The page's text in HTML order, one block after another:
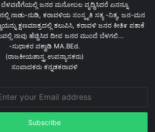
ಜನರ ಮನೋಬಲ ವೃದ್ಧಿಸಿದರೆ ಏನನ್ನೂ
ನಾಡು-ನುಡಿ, ಕರಾವಳಿಯ ಸಂಸ್ಕೃತಿ ಸತ್ಯ -ನಿತ್ಯ, ಜನ-ಮನ
ಕ್ಷಣಮಾತ್ರದಲ್ಲಿ ತಲುಪಿಸಿ, ಕರಾವಳಿ ಜನರ ಕೀತಿ೯ ಪತಾಕೆ
ನಾವು ಹೆಚ್ಚಿಸಿದ ದೀಪ ಜನರ ಮುಂದೆ ಬೆಳಗಲಿ...
-ಸುಧಾಕರ ವಕ್ವಾಡಿ MA.BEd.
(ರಾಜಕೀಯಶಾಸ್ತ್ರ ಉಪನ್ಯಾಸಕರು)
ಸಂಪಾದಕರು ಕನ್ನಡಕರಾವಳಿ